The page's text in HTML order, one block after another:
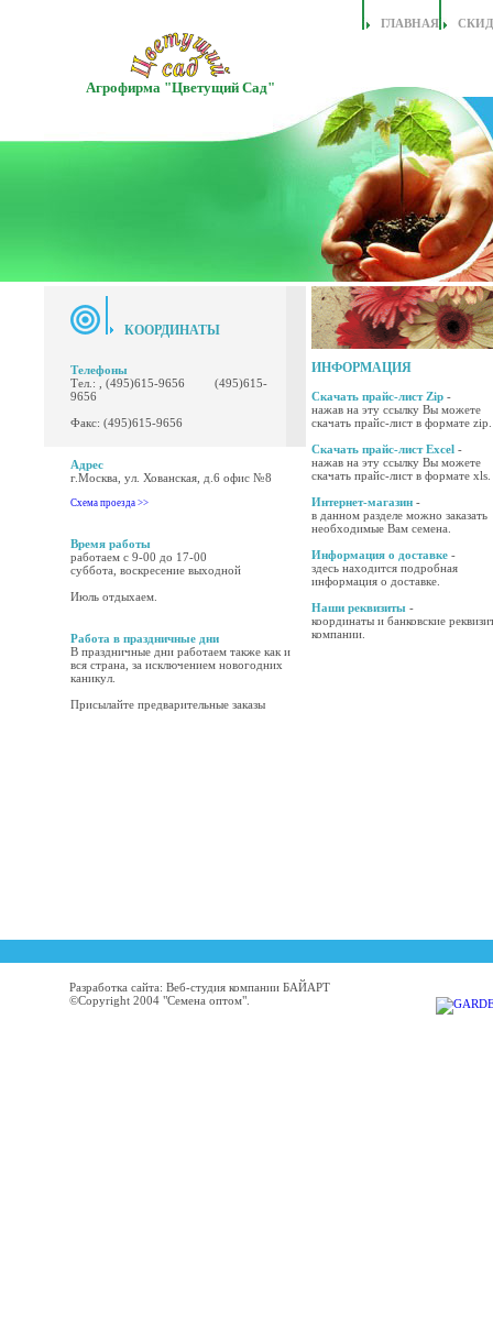
Агрофирма "Цветущий Сад"
ГЛАВНАЯ
КООРДИНАТЫ
Телефоны
Тел.: , (495)615-9656 (495)615-
9656
Факс: (495)615-9656
Адрес
г.Москва, ул. Хованская, д.6 офис №8
Схема проезда >>
Время работы
работаем с 9-00 до 17-00
суббота, воскресение выходной
Июль отдыхаем.
Работа в праздничные дни
В праздничные дни работаем также как и
вся страна, за исключением новогодних
каникул.
Присылайте предварительные заказы
ИНФОРМАЦИЯ
Скачать прайс-лист Zip -
нажав на эту ссылку Вы можете
скачать прайс-лист в формате zip.
Скачать прайс-лист Excel -
нажав на эту ссылку Вы можете
скачать прайс-лист в формате xls.
Интернет-магазин -
в данном разделе можно заказать
необходимые Вам семена.
Информация о доставке -
здесь находится подробная
информация о доставке.
Наши реквизиты -
координаты и банковские
компании.
Разработка сайта: Веб-студия компании БАЙАРТ
©Copyright 2004 "Семена оптом".